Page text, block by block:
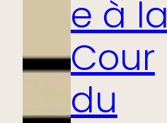
e à la
Cour
du